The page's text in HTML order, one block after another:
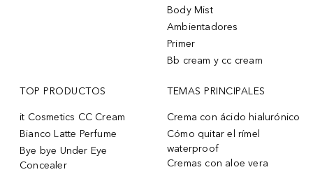
Body Mist
Ambientadores
Primer
Bb cream y cc cream
TOP PRODUCTOS
it Cosmetics CC Cream
Bianco Latte Perfume
Bye bye Under Eye
Concealer
TEMAS PRINCIPALES
Crema con ácido hialurónico
Cómo quitar el rímel
waterproof
Cremas con aloe vera